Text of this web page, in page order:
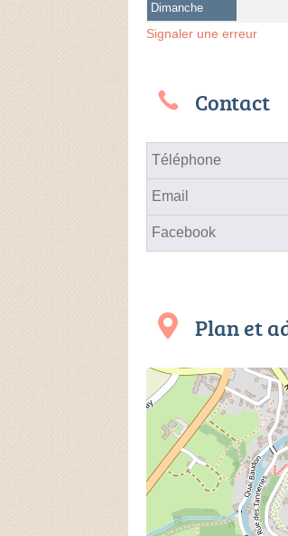
Dimanche
Signaler une erreur
Contact
Téléphone
Email
Facebook
Plan et